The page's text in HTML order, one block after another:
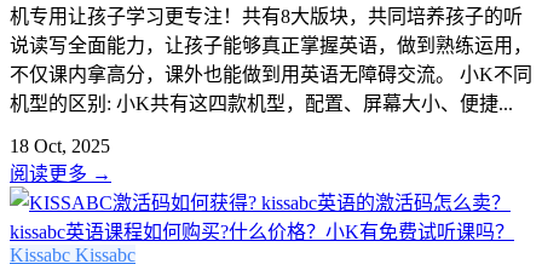
机专用让孩子学习更专注！共有8大版块，共同培养孩子的听
说读写全面能力，让孩子能够真正掌握英语，做到熟练运用，
不仅课内拿高分，课外也能做到用英语无障碍交流。 小K不同
机型的区别: 小K共有这四款机型，配置、屏幕大小、便捷...
18 Oct, 2025
阅读更多 →
Kissabc Kissabc